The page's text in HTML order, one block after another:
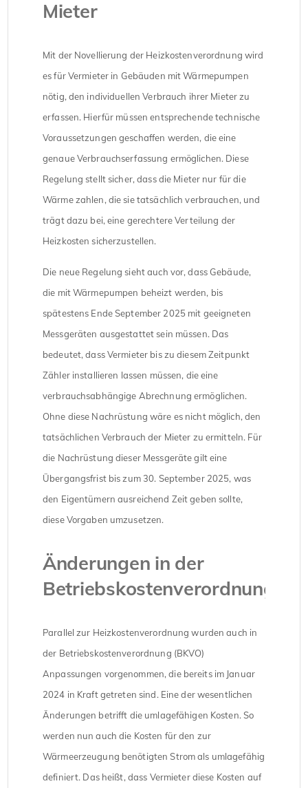
Mieter
Mit der Novellierung der Heizkostenverordnung wird
es für Vermieter in Gebäuden mit Wärmepumpen
nötig, den individuellen Verbrauch ihrer Mieter zu
erfassen. Hierfür müssen entsprechende technische
Voraussetzungen geschaffen werden, die eine
genaue Verbrauchserfassung ermöglichen. Diese
Regelung stellt sicher, dass die Mieter nur für die
Wärme zahlen, die sie tatsächlich verbrauchen, und
trägt dazu bei, eine gerechtere Verteilung der
Heizkosten sicherzustellen.
Die neue Regelung sieht auch vor, dass Gebäude,
die mit Wärmepumpen beheizt werden, bis
spätestens Ende September 2025 mit geeigneten
Messgeräten ausgestattet sein müssen. Das
bedeutet, dass Vermieter bis zu diesem Zeitpunkt
Zähler installieren lassen müssen, die eine
verbrauchsabhängige Abrechnung ermöglichen.
Ohne diese Nachrüstung wäre es nicht möglich, den
tatsächlichen Verbrauch der Mieter zu ermitteln. Für
die Nachrüstung dieser Messgeräte gilt eine
Übergangsfrist bis zum 30. September 2025, was
den Eigentümern ausreichend Zeit geben sollte,
diese Vorgaben umzusetzen.
Änderungen in der
Betriebskostenverordnung
Parallel zur Heizkostenverordnung wurden auch in
der Betriebskostenverordnung (BKVO)
Anpassungen vorgenommen, die bereits im Januar
2024 in Kraft getreten sind. Eine der wesentlichen
Änderungen betrifft die umlagefähigen Kosten. So
werden nun auch die Kosten für den zur
Wärmeerzeugung benötigten Strom als umlagefähig
definiert. Das heißt, dass Vermieter diese Kosten auf